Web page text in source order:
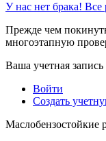
У нас нет брака! Все
Прежде чем
многоэтапную
Ваша учетная запись
Войти
Создать
Маслобензостойкие